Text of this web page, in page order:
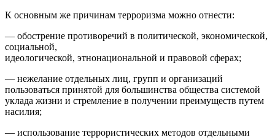
К основным же причинам терроризма можно отнести:
— обострение противоречий в политической, экономической,
социальной,
идеологической, этнонациональной и правовой сферах;
— нежелание отдельных лиц, групп и организаций
пользоваться принятой для большинства общества системой
уклада жизни и стремление в получении преимуществ путем
насилия;
— использование террористических методов отдельными